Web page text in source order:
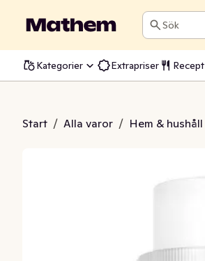
Sök
Kategorier Extrapriser Recept
Start / Alla varor / Hem & hushåll
Vanilla & Orchid